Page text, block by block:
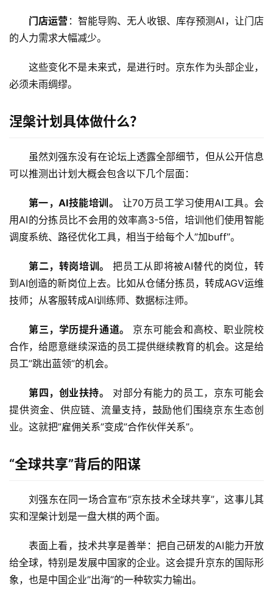
门店运营 ：智能导购、无人收银、库存预测AI，让门店
的人力需求大幅减少。
这些变化不是未来式，是进行时。京东作为头部企业，
必须未雨绸缪。
涅槃计划具体做什么？
虽然刘强东没有在论坛上透露全部细节，但从公开信息
可以推测出计划大概会包含以下几个层面：
第一，AI技能培训。
让70万员工学习使用AI工具。会
用AI的分拣员比不会用的效率高3-5倍，培训他们使用智能
调度系统、路径优化工具，相当于给每个人”加buff”。
第二，转岗培训。
把员工从即将被AI替代的岗位，转
到AI创造的新岗位上去。比如从仓储分拣员，转成AGV运维
技师；从客服转成AI训练师、数据标注师。
第三，学历提升通道。
京东可能会和高校、职业院校
合作，给愿意继续深造的员工提供继续教育的机会。这是给
员工”跳出蓝领”的机会。
第四，创业扶持。
对部分有能力的员工，京东可能会
提供资金、供应链、流量支持，鼓励他们围绕京东生态创
业。这就把”雇佣关系”变成”合作伙伴关系”。
“全球共享”背后的阳谋
刘强东在同一场合宣布”京东技术全球共享”，这事儿其
实和涅槃计划是一盘大棋的两个面。
表面上看，技术共享是善举：把自己研发的AI能力开放
给全球，特别是发展中国家的企业。这会提升京东的国际形
象，也是中国企业”出海”的一种软实力输出。